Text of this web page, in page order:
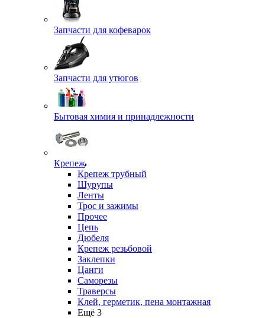
Запчасти для кофеварок
Запчасти для утюгов
Бытовая химия и принадлежности
Крепеж
Крепеж трубный
Шурупы
Ленты
Трос и зажимы
Прочее
Цепь
Дюбеля
Крепеж резьбовой
Заклепки
Цанги
Саморезы
Траверсы
Клей, герметик, пена монтажная
Ещё 3